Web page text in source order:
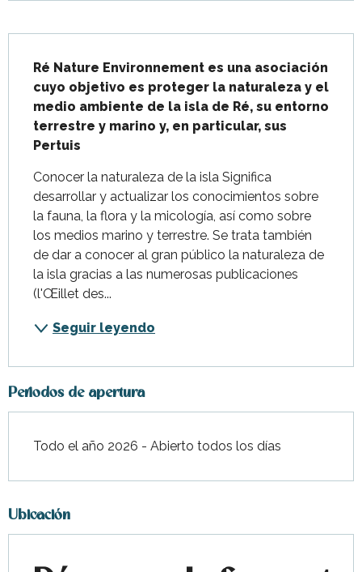
Ré Nature Environnement es una asociación
cuyo objetivo es proteger la naturaleza y el
medio ambiente de la isla de Ré, su entorno
terrestre y marino y, en particular, sus
Pertuis
Conocer la naturaleza de la isla Significa
desarrollar y actualizar los conocimientos sobre
la fauna, la flora y la micología, así como sobre
los medios marino y terrestre. Se trata también
de dar a conocer al gran público la naturaleza de
la isla gracias a las numerosas publicaciones
(l'Œillet des...
Seguir leyendo
Periodos de apertura
Todo el año 2026 - Abierto todos los días
Ubicación